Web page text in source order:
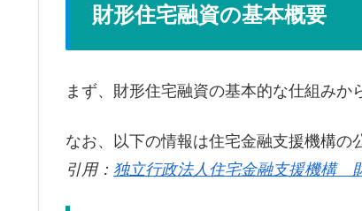
財形住宅融資の基本概要
まず、財形住宅融資の基本的な仕組みか
なお、以下の情報は住宅金融支援機構の
引用： 独立行政法人住宅金融支援機構